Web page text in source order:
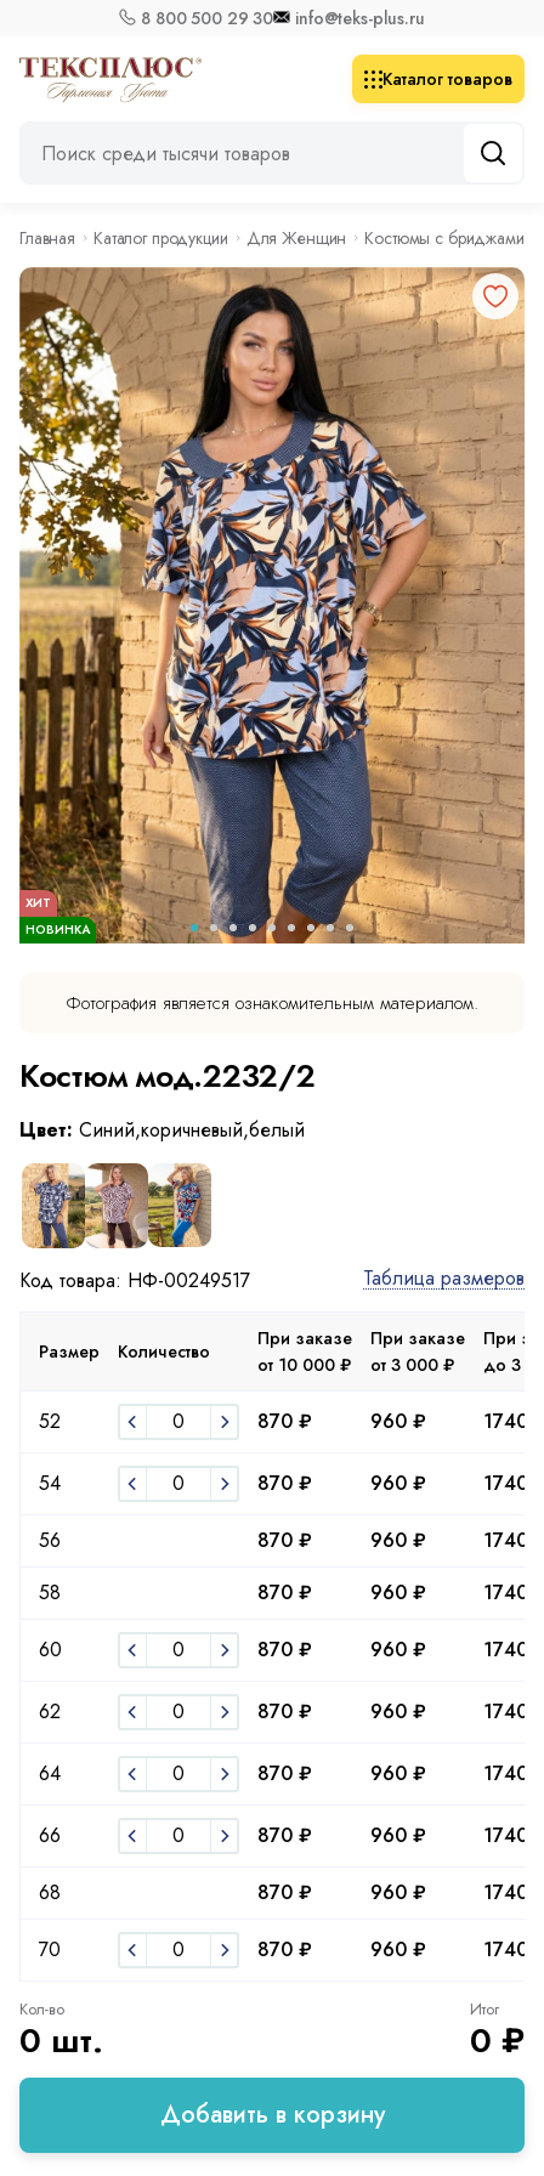
8 800 500 29 30 info@teks-plus.ru
Каталог товаров
Главная Каталог продукции Для Женщин Костюмы с бриджами
ХИТ
НОВИНКА
Фотография является ознакомительным материалом.
Костюм мод.2232/2
Цвет: Синий,коричневый,белый
Код товара: НФ-00249517 Таблица размеров
Размер Количество
При заказе
от 10 000 ₽
При заказе
от 3 000 ₽
При
до 3
52 870 ₽ 960 ₽ 1740
54 870 ₽ 960 ₽ 1740
56 870 ₽ 960 ₽
1740
58
870 ₽ 960 ₽ 1740
60 870 ₽ 960 ₽ 1740
62 870 ₽ 960 ₽ 1740
64 870 ₽ 960 ₽ 1740
66 870 ₽ 960 ₽ 1740
68 870 ₽ 960 ₽ 1740
70 870 ₽ 960 ₽ 1740
Кол-во
0 шт.
Итог
0 ₽
Добавить в корзину